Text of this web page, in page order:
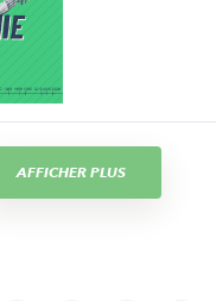
AFFICHER PLUS